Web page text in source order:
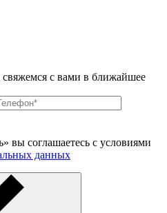
с вами в ближайшее
вы соглашаетесь с условиями
данных